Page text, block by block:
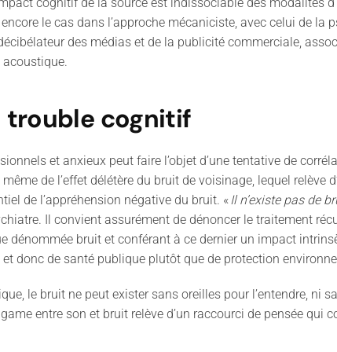
le cas dans l’approche mécaniciste, avec celui de la
des médias et de la publicité commerciale,
trouble cognitif
et anxieux peut faire l’objet d’une tentative de
même de l’effet délétère du bruit de voisinage, lequel relève d
de l’appréhension négative du bruit. «Il n’existe pas de
. Il convient assurément de dénoncer le traitement
dénommée bruit et conférant à ce dernier un impact
donc de santé publique plutôt que de protection
le bruit ne peut exister sans oreilles pour l’entendre, ni
entre son et bruit relève d’un raccourci de pensée qui